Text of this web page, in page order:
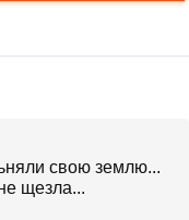
свою землю...
щезла...